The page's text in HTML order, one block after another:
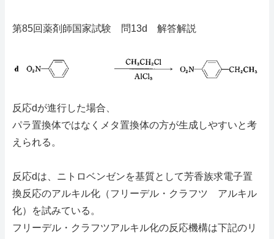
第85回薬剤師国家試験 問13d 解答解説
反応dが進行した場合、
パラ置換体ではなくメタ置換体の方が生成しやすいと考
えられる。
反応dは、ニトロベンゼンを基質として芳香族求電子置
換反応のアルキル化（フリーデル・クラフツ アルキル
化）を試みている。
フリーデル・クラフツアルキル化の反応機構は下記のリ